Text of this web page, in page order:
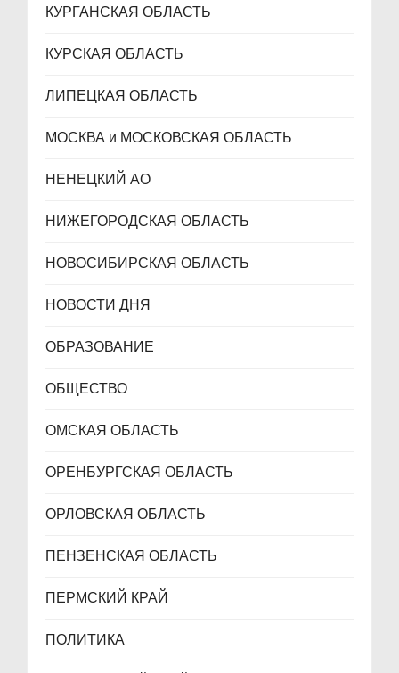
КУРГАНСКАЯ ОБЛАСТЬ
КУРСКАЯ ОБЛАСТЬ
ЛИПЕЦКАЯ ОБЛАСТЬ
МОСКВА и МОСКОВСКАЯ ОБЛАСТЬ
НЕНЕЦКИЙ АО
НИЖЕГОРОДСКАЯ ОБЛАСТЬ
НОВОСИБИРСКАЯ ОБЛАСТЬ
НОВОСТИ ДНЯ
ОБРАЗОВАНИЕ
ОБЩЕСТВО
ОМСКАЯ ОБЛАСТЬ
ОРЕНБУРГСКАЯ ОБЛАСТЬ
ОРЛОВСКАЯ ОБЛАСТЬ
ПЕНЗЕНСКАЯ ОБЛАСТЬ
ПЕРМСКИЙ КРАЙ
ПОЛИТИКА